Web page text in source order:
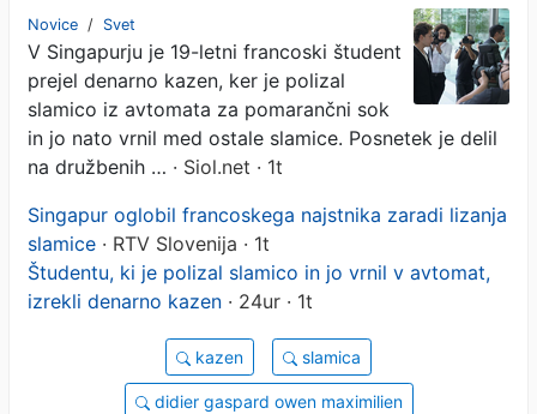
Novice / Svet
V Singapurju je 19-letni francoski študent
prejel denarno kazen, ker je polizal
slamico iz avtomata za pomarančni sok
in jo nato vrnil med ostale slamice. Posnetek je delil
na družbenih … · Siol.net · 1t
Singapur oglobil francoskega najstnika zaradi lizanja
slamice · RTV Slovenija · 1t
Študentu, ki je polizal slamico in jo vrnil v avtomat,
izrekli denarno kazen · 24ur · 1t
kazen slamica
didier gaspard owen maximilien